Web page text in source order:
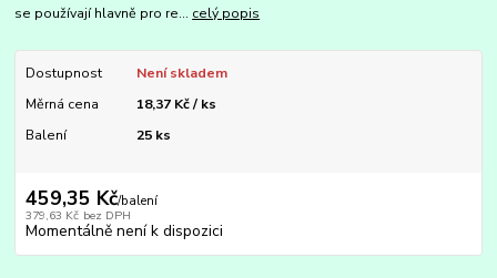
se používají hlavně pro re... celý popis
Dostupnost
Není skladem
Měrná cena
18,37 Kč / ks
Balení
25 ks
459,35 Kč/balení
379,63 Kč bez DPH
Momentálně není k dispozici